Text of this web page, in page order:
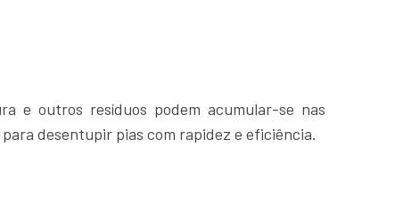
e outros resíduos podem acumular-se nas
desentupir pias com rapidez e eficiência.